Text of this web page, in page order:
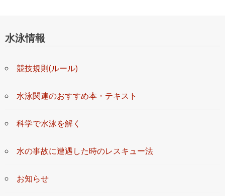
水泳情報
競技規則(ルール)
水泳関連のおすすめ本・テキスト
科学で水泳を解く
水の事故に遭遇した時のレスキュー法
お知らせ